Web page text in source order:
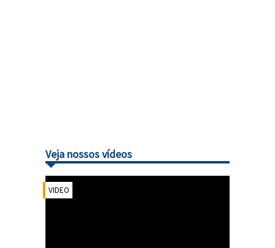
Veja nossos vídeos
VIDEO